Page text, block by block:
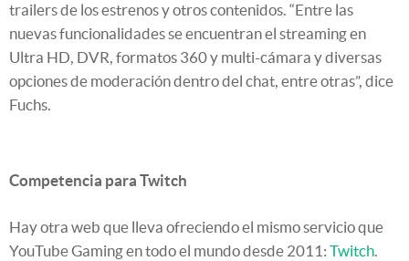
trailers de los estrenos y otros contenidos. “Entre las
nuevas funcionalidades se encuentran el streaming en
Ultra HD, DVR, formatos 360 y multi-cámara y diversas
opciones de moderación dentro del chat, entre otras”, dice
Fuchs.
Competencia para Twitch
Hay otra web que lleva ofreciendo el mismo servicio que
YouTube Gaming en todo el mundo desde 2011: Twitch.